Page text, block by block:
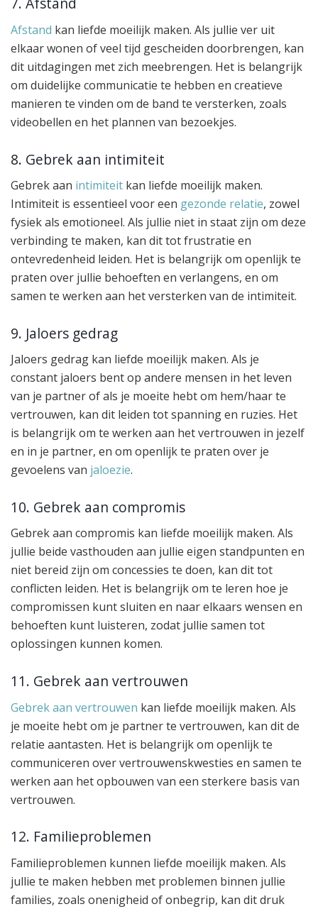
Afstand kan liefde moeilijk maken. Als jullie ver uit
elkaar wonen of veel tijd gescheiden doorbrengen, kan
dit uitdagingen met zich meebrengen. Het is belangrijk
om duidelijke communicatie te hebben en creatieve
manieren te vinden om de band te versterken, zoals
videobellen en het plannen van bezoekjes.
8. Gebrek aan intimiteit
Gebrek aan intimiteit kan liefde moeilijk maken.
Intimiteit is essentieel voor een gezonde relatie, zowel
fysiek als emotioneel. Als jullie niet in staat zijn om deze
verbinding te maken, kan dit tot frustratie en
ontevredenheid leiden. Het is belangrijk om openlijk te
praten over jullie behoeften en verlangens, en om
samen te werken aan het versterken van de intimiteit.
9. Jaloers gedrag
Jaloers gedrag kan liefde moeilijk maken. Als je
constant jaloers bent op andere mensen in het leven
van je partner of als je moeite hebt om hem/haar te
vertrouwen, kan dit leiden tot spanning en ruzies. Het
is belangrijk om te werken aan het vertrouwen in jezelf
en in je partner, en om openlijk te praten over je
gevoelens van jaloezie.
10. Gebrek aan compromis
Gebrek aan compromis kan liefde moeilijk maken. Als
jullie beide vasthouden aan jullie eigen standpunten en
niet bereid zijn om concessies te doen, kan dit tot
conflicten leiden. Het is belangrijk om te leren hoe je
compromissen kunt sluiten en naar elkaars wensen en
behoeften kunt luisteren, zodat jullie samen tot
oplossingen kunnen komen.
11. Gebrek aan vertrouwen
Gebrek aan vertrouwen kan liefde moeilijk maken. Als
je moeite hebt om je partner te vertrouwen, kan dit de
relatie aantasten. Het is belangrijk om openlijk te
communiceren over vertrouwenskwesties en samen te
werken aan het opbouwen van een sterkere basis van
vertrouwen.
12. Familieproblemen
Familieproblemen kunnen liefde moeilijk maken. Als
jullie te maken hebben met problemen binnen jullie
families, zoals onenigheid of onbegrip, kan dit druk